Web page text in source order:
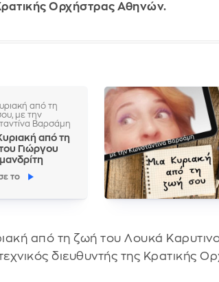
Ορχήστρας Αθηνών.
από τη
με την
Βαρσάμη
από τη
Γιώργου
το
από τη ζωή του Λουκά
διευθυντής της Κρατικής